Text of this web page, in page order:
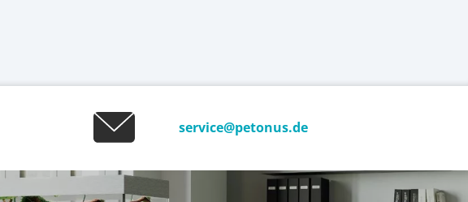
service@petonus.de